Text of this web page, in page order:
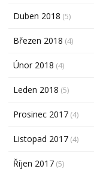
Duben 2018 (5)
Březen 2018 (4)
Únor 2018 (4)
Leden 2018 (5)
Prosinec 2017 (4)
Listopad 2017 (4)
Říjen 2017 (5)